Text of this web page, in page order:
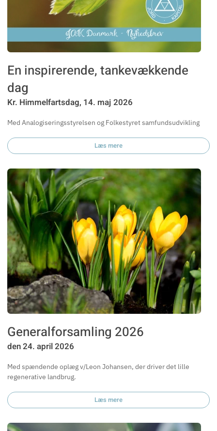
En inspirerende, tankevækkende
dag
Kr. Himmelfartsdag, 14. maj 2026
Med Analogiseringsstyrelsen og Folkestyret samfundsudvikling
Læs mere
Generalforsamling 2026
den 24. april 2026
Med spændende oplæg v/Leon Johansen, der driver det lille
regenerative landbrug.
Læs mere